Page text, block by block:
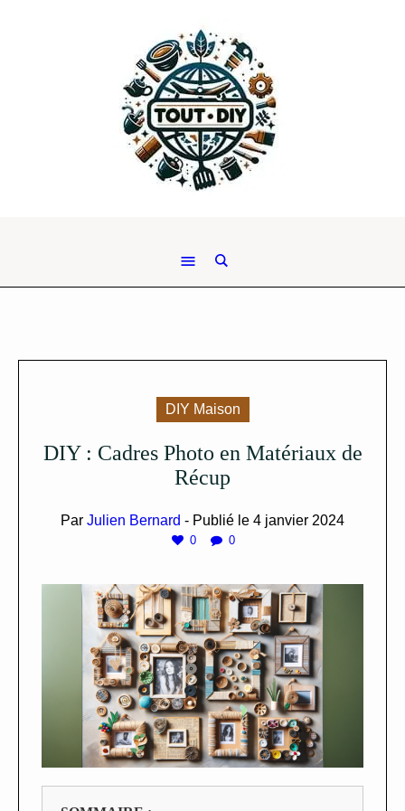
DIY Maison
DIY : Cadres Photo en Matériaux de
Récup
Par Julien Bernard - Publié le 4 janvier 2024
0 0